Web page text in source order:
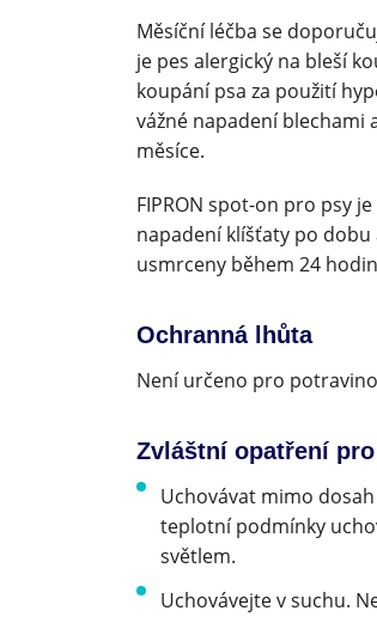
Měsíční léčba se
je pes alergický na bleší
koupání psa za použití
vážné napadení blechami
měsíce.
FIPRON spot-on pro psy
napadení klíšťaty po dobu
usmrceny během 24
Ochranná lhůta
Není určeno pro
Zvláštní opatření
Uchovávat mimo
teplotní podmínky
světlem.
Uchovávejte v suchu.